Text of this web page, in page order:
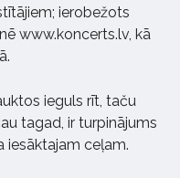
ierobežots
www.koncerts.lv, kā
ieguls rīt, taču
tagad, ir turpinājums
iesāktajam ceļam.